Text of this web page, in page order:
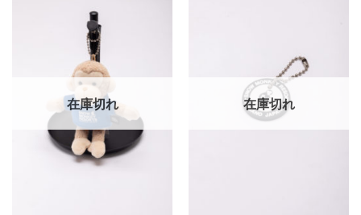
在庫切れ 在庫切れ